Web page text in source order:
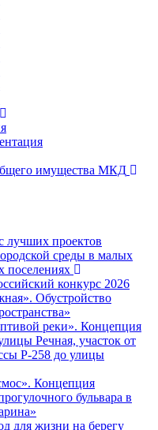
имущества МКД
лучших проектов
среды в малых
поселениях
конкурс 2026
Обустройство
реки». Концепция
Речная, участок от
Р-258 до улицы
Концепция
бульвара в
для жизни на берегу